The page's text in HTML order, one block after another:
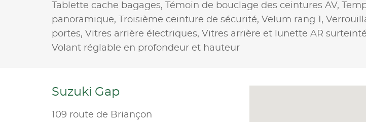
Tablette cache bagages,
Témoin de bouclage des ceintures AV,
panoramique,
Troisième ceinture de sécurité, Velum rang 1,
portes, Vitres arrière électriques, Vitres arrière et lunette AR
Volant réglable en profondeur et hauteur
Suzuki Gap
109 route de Briançon